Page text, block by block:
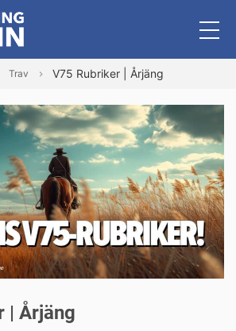
Trav V75 Rubriker | Årjäng
| Årjäng